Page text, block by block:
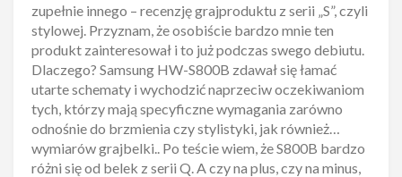
zupełnie innego – recenzję grajproduktu z serii „S”, czyli
stylowej. Przyznam, że osobiście bardzo mnie ten
produkt zainteresował i to już podczas swego debiutu.
Dlaczego? Samsung HW-S800B zdawał się łamać
utarte schematy i wychodzić naprzeciw oczekiwaniom
tych, którzy mają specyficzne wymagania zarówno
odnośnie do brzmienia czy stylistyki, jak również…
wymiarów grajbelki.. Po teście wiem, że S800B bardzo
różni się od belek z serii Q. A czy na plus, czy na minus,